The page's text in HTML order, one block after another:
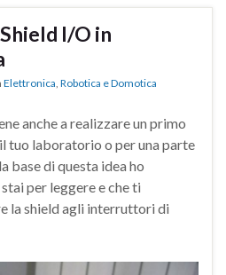
I/O in
Elettronica, Robotica e Domotica
anche a realizzare un primo
tuo laboratorio o per una parte
base di questa idea ho
per leggere e che ti
la shield agli interruttori di